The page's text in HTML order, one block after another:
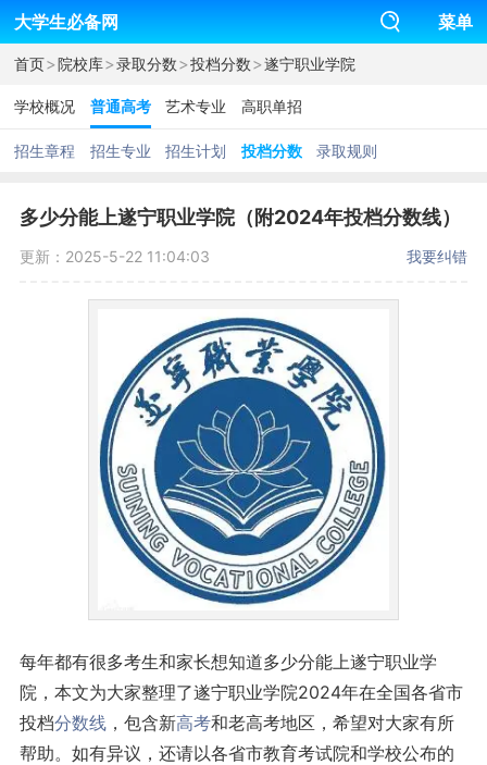
大学生必备网 菜单
首页>院校库>录取分数>投档分数>遂宁职业学院
学校概况 普通高考 艺术专业 高职单招
招生章程 招生专业 招生计划 投档分数 录取规则
多少分能上遂宁职业学院（附2024年投档分数线）
更新：2025-5-22 11:04:03 我要纠错
每年都有很多考生和家长想知道多少分能上遂宁职业学
院，本文为大家整理了遂宁职业学院2024年在全国各省市
投档分数线，包含新高考和老高考地区，希望对大家有所
帮助。如有异议，还请以各省市教育考试院和学校公布的